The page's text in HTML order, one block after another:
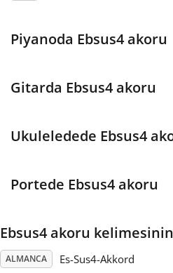
Italiano
日本語
Polski
Piyanoda Ebsus4 akoru
Gitarda Ebsus4 akoru
Ukuleledede Ebsus4
Portede Ebsus4 akoru
Ebsus4 akoru
ALMANCA Es-Sus4-Akkord